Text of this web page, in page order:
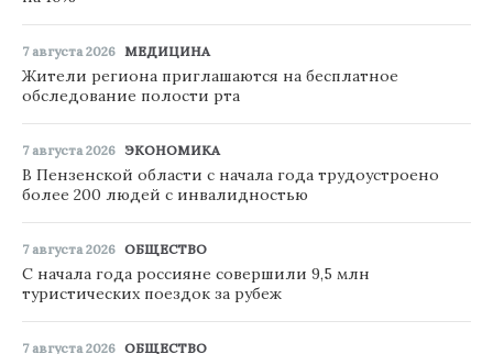
7 августа 2026 МЕДИЦИНА
Жители региона приглашаются на бесплатное
обследование полости рта
7 августа 2026 ЭКОНОМИКА
В Пензенской области с начала года трудоустроено
более 200 людей с инвалидностью
7 августа 2026 ОБЩЕСТВО
С начала года россияне совершили 9,5 млн
туристических поездок за рубеж
7 августа 2026 ОБЩЕСТВО